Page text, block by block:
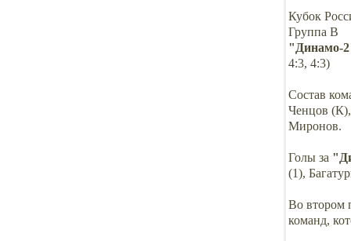
Кубок
Группа В
"Динамо-
4:3, 4:3)
Состав
Ченцов
Миронов.
Голы за
(1),
Во втором
команд,